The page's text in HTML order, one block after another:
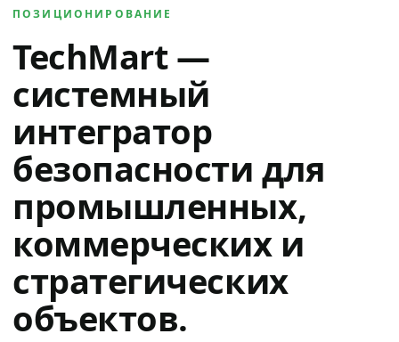
ПОЗИЦИОНИРОВАНИЕ
TechMart —
системный
интегратор
безопасности для
промышленных,
коммерческих и
стратегических
объектов.